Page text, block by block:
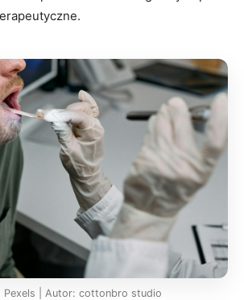
Pexels | Autor: cottonbro studio